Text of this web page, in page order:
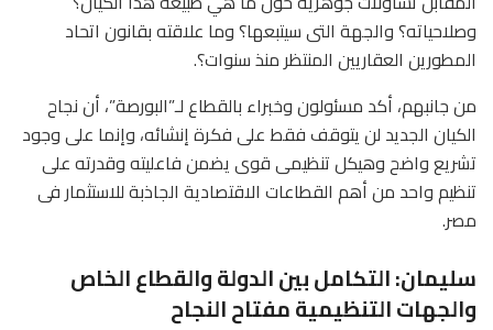
وصلاحياته؟ والجهة التى سيتبعها؟ وما علاقته بقانون اتحاد
المطورين العقاريين المنتظر منذ سنوات؟.
من جانبهم، أكد مسئولون وخبراء بالقطاع لـ”البورصة”، أن نجاح
الكيان الجديد لن يتوقف فقط على فكرة إنشائه، وإنما على وجود
تشريع واضح وهيكل تنظيمى قوى يضمن فاعليته وقدرته على
تنظيم واحد من أهم القطاعات الاقتصادية الجاذبة للاستثمار فى
مصر.
سليمان: التكامل بين الدولة والقطاع الخاص
والجهات التنظيمية مفتاح النجاح